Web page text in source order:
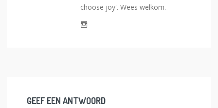
choose joy'. Wees welkom.
GEEF EEN ANTWOORD